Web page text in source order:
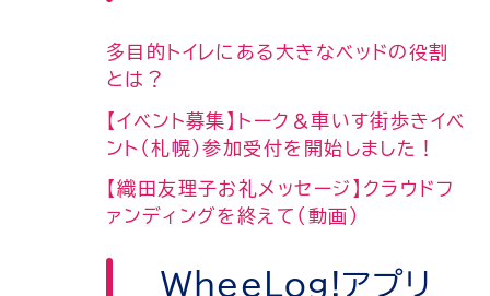
多目的トイレにある大きなベッドの役割
とは？
【イベント募集】トーク＆車いす街歩きイベ
ント（札幌）参加受付を開始しました！
【織田友理子お礼メッセージ】クラウドフ
ァンディングを終えて（動画）
WheeLog!アプリ